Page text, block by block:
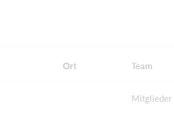
Ort Team
Mitglieder